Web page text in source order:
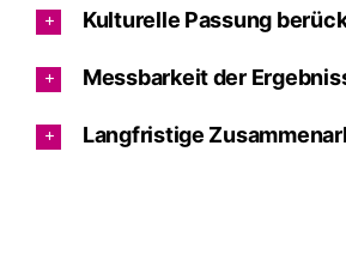
Kulturelle Passung
Messbarkeit der
Langfristige